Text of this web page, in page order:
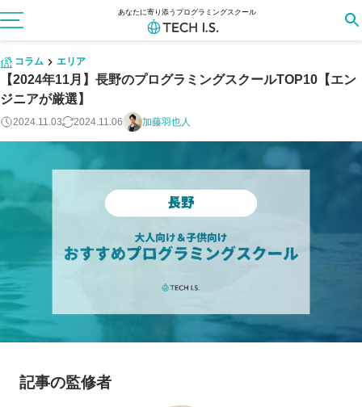
あなたに寄り添うプログラミングスクール
コラム エリア
【2024年11月】長野のプログラミングスクールTOP10【エン
ジニアが厳選】
2024.11.03 2024.11.06 加藤羽也人
記事の監修者